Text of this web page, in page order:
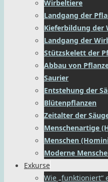
Wirbeltiere
Landgang der
Kieferbildung der
Landgang der
Stützskelett der
Abbau von
Saurier
Entstehung der
Blütenpflanzen
Zeitalter der
Menschenartige
Menschen
Moderne
Exkurse
Wie „funktioniert“